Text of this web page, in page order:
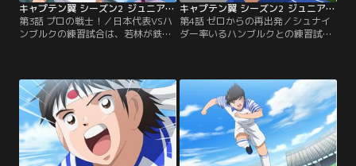
キャプテン翼 シーズン2 ジュニアユース編 第03話
第3話 プロの戦士！／日本代表VSハ
ンブルクの練習試合は、若林が鉄壁
命に繋いだパスでチャンスを得たも
のの、シュナイダーの激しいプレイ
によって阻止されてしまう。思わず
怒りを爆発させるが、若林は「サッ
カーは格闘技のはずだぜ！」と一蹴
する。絶望的な…。
キャプテン翼 シーズン2 ジュニアユース編 第04話
第4話 ゼロからの再出発／シュナイ
ダー率いるハンブルクとの練習試合
言。新キャプテンになった松山は仲
間からの信頼を勝ち取るため、シュ
ナイダーの強さを知った日向は彼を
超えるシュートを編み出すため、そ
れぞれの理由で練習に明け暮れる。
さらにジュニアユースを…。